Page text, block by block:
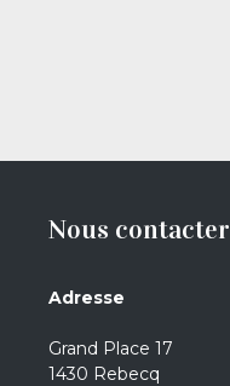
Nous contacter
Adresse
Grand Place 17
1430 Rebecq